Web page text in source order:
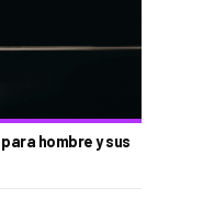
hombre y sus